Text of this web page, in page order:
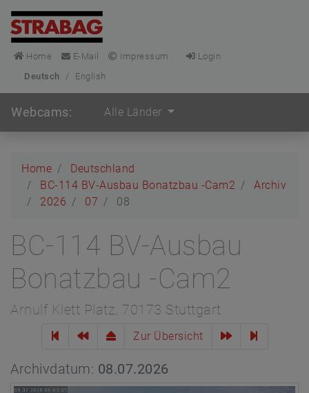
Home E-Mail Impressum
Login
Deutsch
/ English
Webcams: Alle Länder
Home
Deutschland
BC-114 BV-Ausbau Bonatzbau -Cam2
Archiv
2026
07 08
BC-114 BV-Ausbau
Bonatzbau -Cam2
Arnulf Klett Platz, 70173 Stuttgart
Zur Übersicht
Archivdatum: 08.07.2026